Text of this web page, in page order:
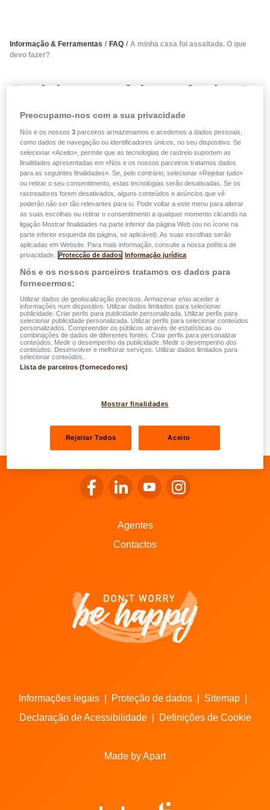
Informação & Ferramentas / FAQ / A minha casa foi assaltada. O que
devo fazer?
A minha casa foi assaltada. O
que devo fazer?
Se foi vítima de um assalto, mantenha a calma e tente
seguir os seguintes conselhos:
Notifique a polícia o mais cedo possível e apresente
uma queixa;
Não remova quaisquer vestígios antes da chegada da
polícia;
Tome as medidas necessárias para evitar um segundo
roubo. Mande montar uma nova fechadura ou substituir
o vidro partido. Guarde cuidadosamente os objectos
substituídos, que podem ser úteis para a investigação;
Notifique o seu agente de seguros ou a LALUX do
sinistro;
Faça um inventário inicial dos artigos roubados. Não
se esqueça de mencionar por escrito "Sujeito a nova
são de uso comum. Recolha facturas, orçamentos ou
inventário.
Ir para o Facebook da LALUX
Ir para o LinkedIn da LALUX
Ir para o YouTube da
Ir para o Instagram
Agentes
Contactos
Informações legais Proteção de dados Sitemap
Declaração de Acessibilidade
Definições de Cookie
Made by Apart
Preocupamo-nos com a sua privacidade
Nós e os nossos3 parceiros armazenamos e acedemos a dados pessoais,
como dados de navegação ou identificadores únicos, no seu dispositivo. Se
selecionar «Aceito», permite que as tecnologias de rastreio suportem as
finalidades apresentadas em «Nós e os nossos parceiros tratamos dados
para as seguintes finalidades». Se, pelo contrário, selecionar «Rejeitar tudo»
ou retirar o seu consentimento, estas tecnologias serão desativadas. Se os
rastreadores forem desativados, alguns conteúdos e anúncios que vê
poderão não ser tão relevantes para si. Pode voltar a este menu para alterar
as suas escolhas ou retirar o consentimento a qualquer momento clicando na
ligação Mostrar finalidades na parte inferior da página Web (ou no ícone na
parte inferior esquerda da página, se aplicável). As suas escolhas serão
aplicadas em Website. Para mais informação, consulte a nossa política de
privacidade.
Protecção de dados Informação jurídica
Nós e os nossos parceiros tratamos os dados para
fornecermos:
Utilizar dados de geolocalização precisos. Armazenar e/ou aceder a
informações num dispositivo. Utilizar dados limitados para selecionar
publicidade. Criar perfis para publicidade personalizada. Utilizar perfis para
selecionar publicidade personalizada. Utilizar perfis para selecionar conteúdos
personalizados. Compreender os públicos através de estatísticas ou
combinações de dados de diferentes fontes. Criar perfis para personalizar
conteúdos. Medir o desempenho da publicidade. Medir o desempenho dos
conteúdos. Desenvolver e melhorar serviços. Utilizar dados limitados para
selecionar conteúdos.
Lista de parceiros (fornecedores)
Mostrar finalidades
Rejeitar Todos Aceito